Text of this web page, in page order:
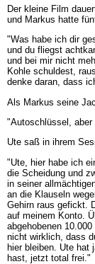
Der kleine Film
und Markus hatte
"Was habe ich dir
und du fliegst
und bei mir nicht
Kohle schuldest,
denke daran, dass
Als Markus seine
"Autoschlüssel, aber
Ute saß in ihrem
"Ute, hier habe ich
die Scheidung und
in seiner
an die Klauseln
Gehirn raus gefickt.
auf meinem Konto.
abgehobenen
nicht wirklich, dass
hier bleiben. Ute hat
hast, jetzt total frei."